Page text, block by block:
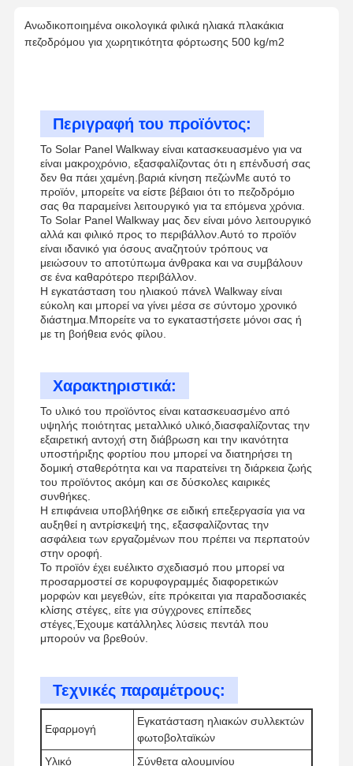
Προϊόντα Βίντεο
Σχετικά Με
Ανωδικοποιημένα οικολογικά φιλικά ηλιακά πλακάκια
πεζοδρόμου για χωρητικότητα φόρτωσης 500 kg/m2
Περιγραφή του προϊόντος:
Το Solar Panel Walkway είναι κατασκευασμένο για να
είναι μακροχρόνιο, εξασφαλίζοντας ότι η επένδυσή σας
δεν θα πάει χαμένη.βαριά κίνηση πεζώνΜε αυτό το
προϊόν, μπορείτε να είστε βέβαιοι ότι το πεζοδρόμιο
σας θα παραμείνει λειτουργικό για τα επόμενα χρόνια.
Το Solar Panel Walkway μας δεν είναι μόνο λειτουργικό
αλλά και φιλικό προς το περιβάλλον.Αυτό το προϊόν
είναι ιδανικό για όσους αναζητούν τρόπους να
μειώσουν το αποτύπωμα άνθρακα και να συμβάλουν
σε ένα καθαρότερο περιβάλλον.
Η εγκατάσταση του ηλιακού πάνελ Walkway είναι
εύκολη και μπορεί να γίνει μέσα σε σύντομο χρονικό
διάστημα.Μπορείτε να το εγκαταστήσετε μόνοι σας ή
με τη βοήθεια ενός φίλου.
Χαρακτηριστικά:
Το υλικό του προϊόντος είναι κατασκευασμένο από
υψηλής ποιότητας μεταλλικό υλικό,διασφαλίζοντας την
εξαιρετική αντοχή στη διάβρωση και την ικανότητα
υποστήριξης φορτίου που μπορεί να διατηρήσει τη
δομική σταθερότητα και να παρατείνει τη διάρκεια ζωής
του προϊόντος ακόμη και σε δύσκολες καιρικές
συνθήκες.
Η επιφάνεια υποβλήθηκε σε ειδική επεξεργασία για να
αυξηθεί η αντρίσκεψή της, εξασφαλίζοντας την
ασφάλεια των εργαζομένων που πρέπει να περπατούν
στην οροφή.
Το προϊόν έχει ευέλικτο σχεδιασμό που μπορεί να
προσαρμοστεί σε κορυφογραμμές διαφορετικών
μορφών και μεγεθών, είτε πρόκειται για παραδοσιακές
κλίσης στέγες, είτε για σύγχρονες επίπεδες
στέγες,Έχουμε κατάλληλες λύσεις πεντάλ που
μπορούν να βρεθούν.
Τεχνικές παραμέτρους:
Εφαρμογή
Εγκατάσταση ηλιακών συλλεκτών
φωτοβολταϊκών
Υλικό
Σύνθετα αλουμινίου